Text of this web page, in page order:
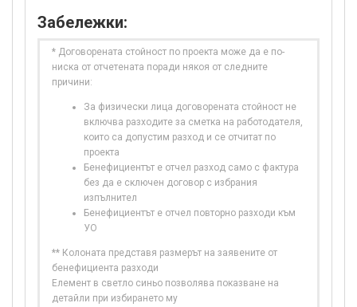
Забележки:
* Договорената стойност по проекта може да е по-
ниска от отчетената поради някоя от следните
причини:
За физически лица договорената стойност не
включва разходите за сметка на работодателя,
които са допустим разход и се отчитат по
проекта
Бенефициентът е отчел разход само с фактура
без да е сключен договор с избрания
изпълнител
Бенефициентът е отчел повторно разходи към
УО
** Колоната представя размерът на заявените от
бенефициента разходи
Елемент в светло синьо позволява показване на
детайли при избирането му